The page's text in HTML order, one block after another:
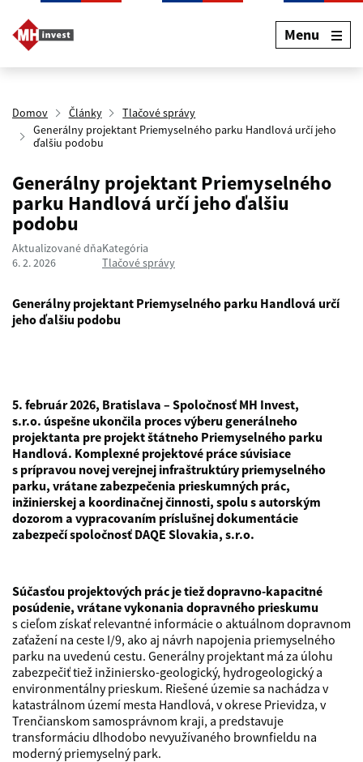
Menu
Domov Články
Tlačové správy
Generálny projektant Priemyselného parku Handlová určí jeho
ďalšiu podobu
Generálny projektant Priemyselného
parku Handlová určí jeho ďalšiu
podobu
Aktualizované dňa
6. 2. 2026
Kategória
Tlačové správy
Generálny projektant Priemyselného parku Handlová určí
jeho ďalšiu podobu
5. február 2026, Bratislava – Spoločnosť MH Invest,
s.r.o. úspešne ukončila proces výberu generálneho
projektanta pre projekt štátneho Priemyselného parku
Handlová. Komplexné projektové práce súvisiace
s prípravou novej verejnej infraštruktúry priemyselného
parku, vrátane zabezpečenia prieskumných prác,
inžinierskej a koordinačnej činnosti, spolu s autorským
dozorom a vypracovaním príslušnej dokumentácie
zabezpečí spoločnosť DAQE Slovakia, s.r.o.
Súčasťou projektových prác je tiež dopravno-kapacitné
posúdenie, vrátane vykonania dopravného prieskumu
s cieľom získať relevantné informácie o aktuálnom dopravnom
zaťažení na ceste I/9, ako aj návrh napojenia priemyselného
parku na uvedenú cestu. Generálny projektant má za úlohu
zabezpečiť tiež inžiniersko-geologický, hydrogeologický a
environmentálny prieskum. Riešené územie sa nachádza v
katastrálnom území mesta Handlová, v okrese Prievidza, v
Trenčianskom samosprávnom kraji, a predstavuje
transformáciu dlhodobo nevyužívaného brownfieldu na
moderný priemyselný park.